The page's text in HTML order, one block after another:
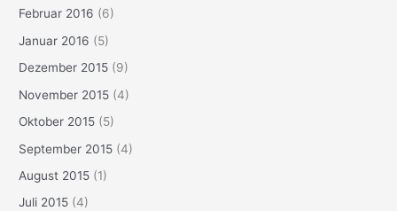
Februar 2016 (6)
Januar 2016 (5)
Dezember 2015 (9)
November 2015 (4)
Oktober 2015 (5)
September 2015 (4)
August 2015 (1)
Juli 2015 (4)